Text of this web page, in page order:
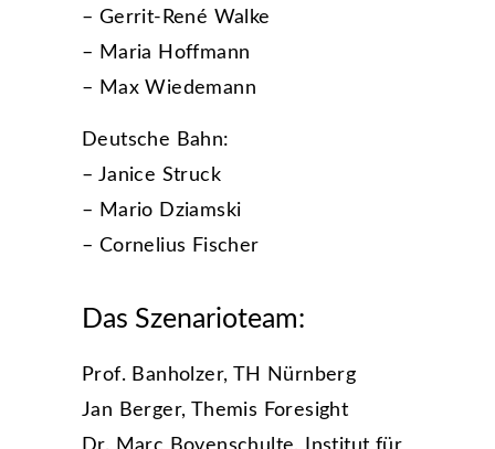
– Gerrit-René Walke
– Maria Hoffmann
– Max Wiedemann
Deutsche Bahn:
– Janice Struck
– Mario Dziamski
– Cornelius Fischer
Das Szenarioteam:
Prof. Banholzer, TH Nürnberg
Jan Berger, Themis Foresight